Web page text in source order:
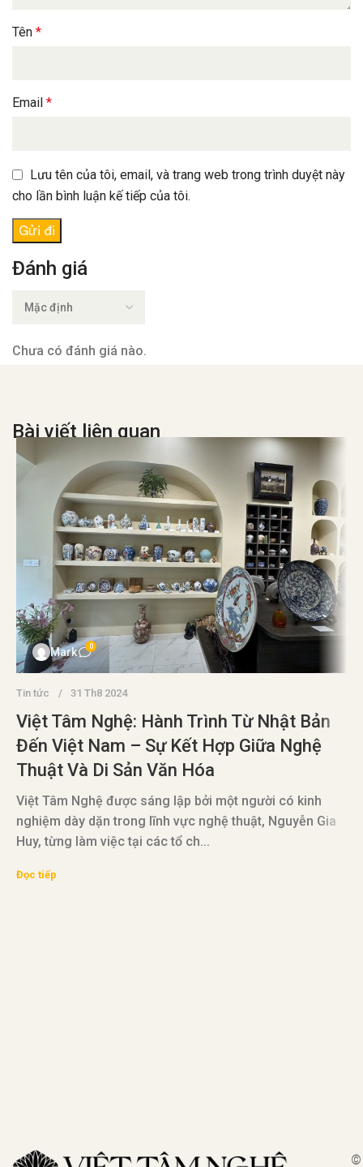
Đánh giá
Chưa có đánh giá nào.
Tên*
Email*
Lưu tên của tôi, email, và trang web trong trình duyệt này
cho lần bình luận kế tiếp của tôi.
Bài viết liên quan
Mark 0
Tin tức 31 Th8 2024
Việt Tâm Nghệ: Hành Trình Từ Nhật Bản
Đến Việt Nam – Sự Kết Hợp Giữa Nghệ
Thuật Và Di Sản Văn Hóa
Việt Tâm Nghệ được sáng lập bởi một người có kinh
nghiệm dày dặn trong lĩnh vực nghệ thuật, Nguyễn Gia
Huy, từng làm việc tại các tổ ch...
Đọc tiếp
©